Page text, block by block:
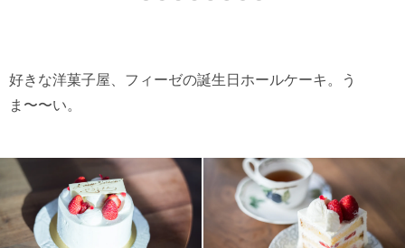
好きな洋菓子屋、フィーゼの誕生日ホールケーキ。う
ま〜〜い。